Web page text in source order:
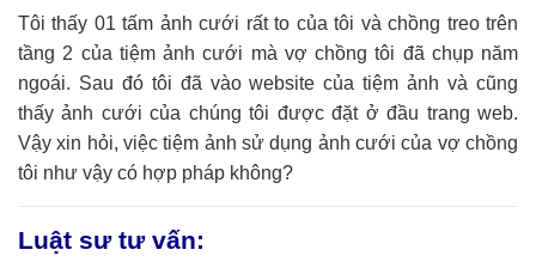
Tôi thấy 01 tấm ảnh cưới rất to của tôi và chồng treo trên
tầng 2 của tiệm ảnh cưới mà vợ chồng tôi đã chụp năm
ngoái. Sau đó tôi đã vào website của tiệm ảnh và cũng
thấy ảnh cưới của chúng tôi được đặt ở đầu trang web.
Vậy xin hỏi, việc tiệm ảnh sử dụng ảnh cưới của vợ chồng
tôi như vậy có hợp pháp không?
Luật sư tư vấn: